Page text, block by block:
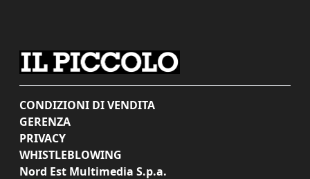
CONDIZIONI DI VENDITA
GERENZA
PRIVACY
WHISTLEBLOWING
Nord Est Multimedia S.p.a.